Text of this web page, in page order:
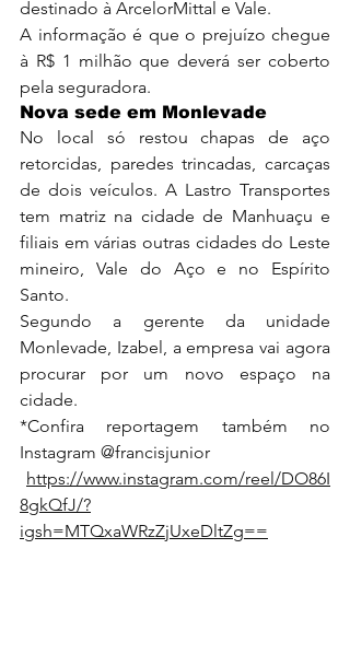
destinado à ArcelorMittal e Vale.
A informação é que o prejuízo chegue
à R$ 1 milhão que deverá ser coberto
pela seguradora.
Nova sede em Monlevade
No local só restou chapas de aço
retorcidas, paredes trincadas, carcaças
de dois veículos. A Lastro Transportes
tem matriz na cidade de Manhuaçu e
filiais em várias outras cidades do Leste
mineiro, Vale do Aço e no Espírito
Santo.
Segundo a gerente da unidade
Monlevade, Izabel, a empresa vai agora
procurar por um novo espaço na
cidade.
*Confira reportagem também no
Instagram @francisjunior
https://www.instagram.com/reel/DO86I
8gkQfJ/?
igsh=MTQxaWRzZjUxeDltZg==